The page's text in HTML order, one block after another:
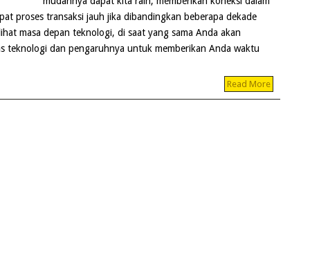
proses transaksi jauh jika dibandingkan beberapa dekade
masa depan teknologi, di saat yang sama Anda akan
teknologi dan pengaruhnya untuk memberikan Anda waktu
Read More